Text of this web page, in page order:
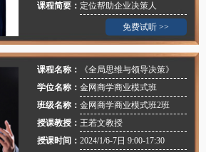
课程简要： 定位帮助企业决策人
免费试听 >>
课程名称：
《全局思维与领导决策》
学位名称：金网商学商业模式班
班级名称：金网商学商业模式班2班
授课教授： 王若文教授
授课时间：2024/1/6-7日 9:00-17:30